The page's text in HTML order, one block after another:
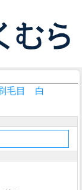
毛目 白